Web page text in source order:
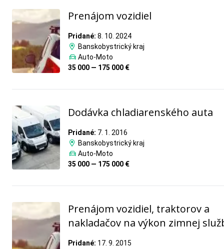
Prenájom vozidiel
Pridané: 8. 10. 2024
Banskobystrický kraj
Auto-Moto
35 000 — 175 000 €
Dodávka chladiarenského auta
Pridané: 7. 1. 2016
Banskobystrický kraj
Auto-Moto
35 000 — 175 000 €
Prenájom vozidiel, traktorov a
nakladačov na výkon zimnej
Pridané: 17. 9. 2015